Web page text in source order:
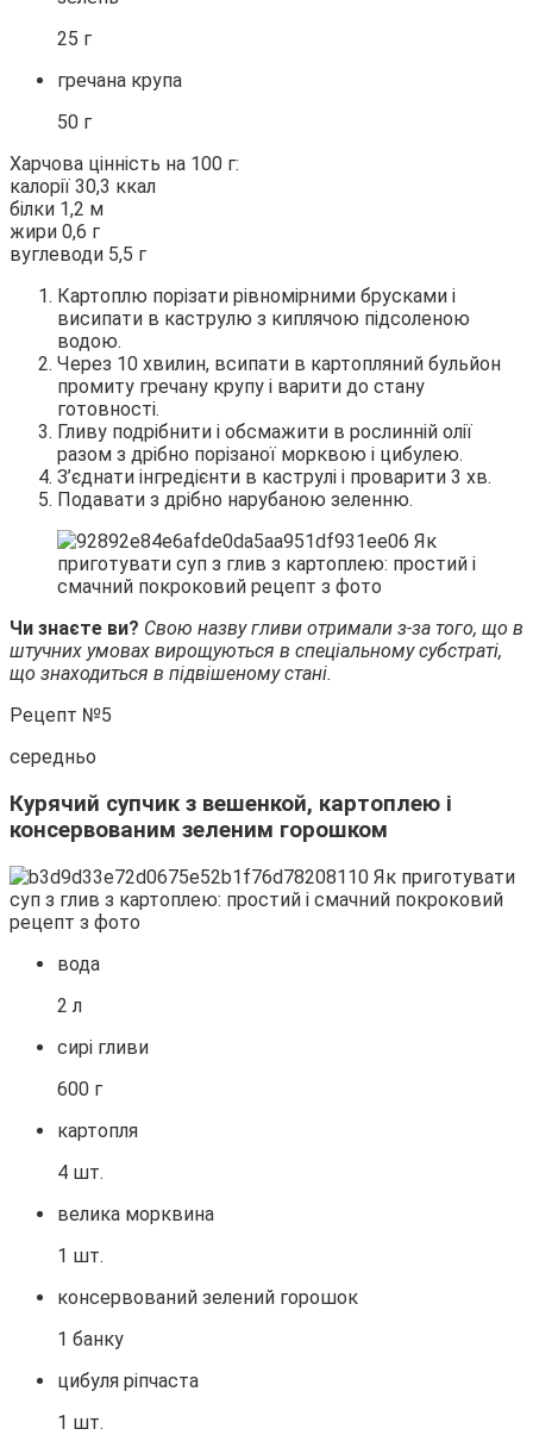
25 г
гречана крупа
50 г
Харчова цінність на 100 г:
калорії 30,3 ккал
білки 1,2 м
жири 0,6 г
вуглеводи 5,5 г
Картоплю порізати рівномірними брусками і
висипати в каструлю з киплячою підсоленою
водою.
Через 10 хвилин, всипати в картопляний бульйон
промиту гречану крупу і варити до стану
готовності.
Гливу подрібнити і обсмажити в рослинній олії
разом з дрібно порізаної морквою і цибулею.
З’єднати інгредієнти в каструлі і проварити 3 хв.
Подавати з дрібно нарубаною зеленню.
Чи знаєте ви? Свою назву гливи отримали з-за того, що в
штучних умовах вирощуються в спеціальному субстраті,
що знаходиться в підвішеному стані.
Рецепт №5
середньо
Курячий супчик з вешенкой, картоплею і
консервованим зеленим горошком
вода
2 л
сирі гливи
600 г
картопля
4 шт.
велика морквина
1 шт.
консервований зелений горошок
1 банку
цибуля ріпчаста
1 шт.